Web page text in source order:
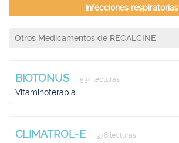
Infecciones respiratorias
Otros Medicamentos de RECALCINE
BIOTONUS 534 lecturas
Vitaminoterapia
CLIMATROL-E 376 lecturas